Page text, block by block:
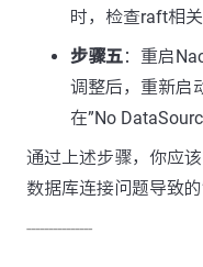
时，检查raft相
步骤五：重启
调整后，重新启
在”No
通过上述步骤，你应
数据库连接问题导致的
---------------